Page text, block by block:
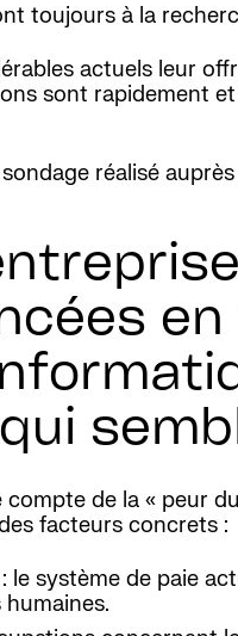
toujours à la
actuels leur
sont rapidement
réalisé
de la « peur
facteurs concrets :
système de paie